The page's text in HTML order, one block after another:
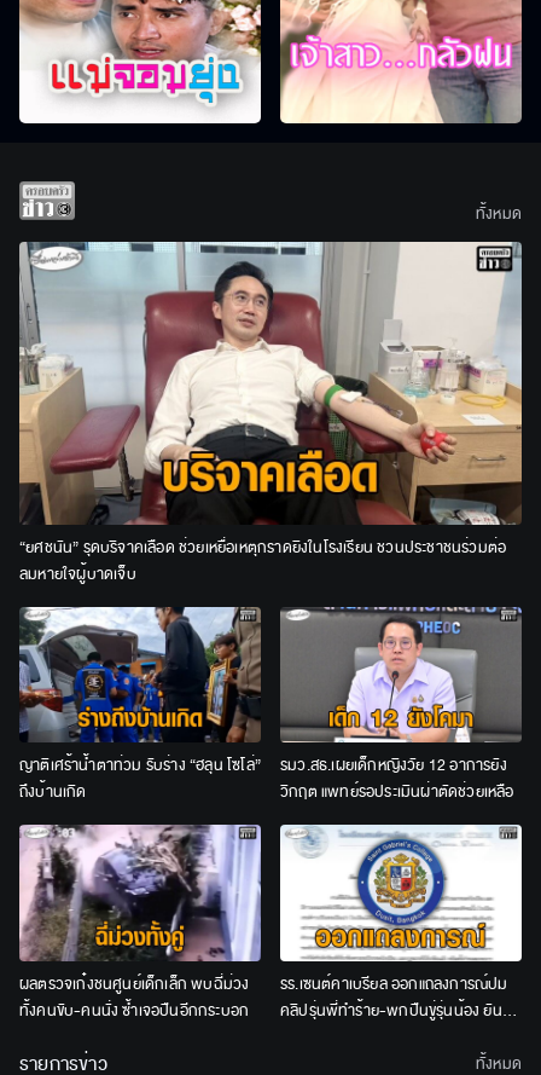
“ยศชนัน” รุดบริจาคเลือด ช่วยเหยื่อเหตุกราดยิงในโรงเรียน ชวนประชาชนร่วมต่อ
ลมหายใจผู้บาดเจ็บ
ญาติเศร้าน้ำตาท่วม รับร่าง “ฮลุน โซโล่”
ถึงบ้านเกิด
รมว.สธ.เผยเด็กหญิงวัย 12 อาการยัง
วิกฤต แพทย์รอประเมินผ่าตัดช่วยเหลือ
ผลตรวจเก๋งชนศูนย์เด็กเล็ก พบฉี่ม่วง
ทั้งคนขับ-คนนั่ง ซ้ำเจอปืนอีกกระบอก
รร.เซนต์คาเบรียล ออกแถลงการณ์ปม
คลิปรุ่นพี่ทำร้าย-พกปืนขู่รุ่นน้อง ยัน
ทั้งหมด
รายการข่าว ทั้งหมด